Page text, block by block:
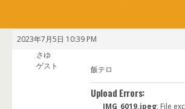
2023年7月5日 10:39 PM
さゆ
ゲスト
飯テロ
Upload Errors:
IMG_6019.jpeg: File